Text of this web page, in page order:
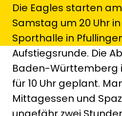
Die Eagles starten
Samstag um 20 Uhr
Sporthalle in
Aufstiegsrunde. Die
Baden-Württemberg
für 10 Uhr geplant.
Mittagessen und